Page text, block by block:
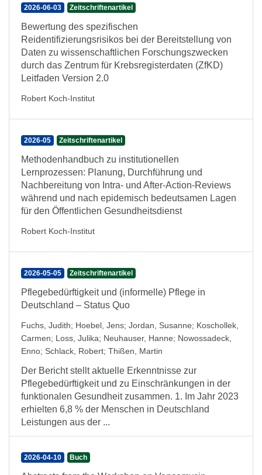
2026-06-03 Zeitschriftenartikel
Bewertung des spezifischen
Reidentifizierungsrisikos bei der Bereitstellung von
Daten zu wissenschaftlichen Forschungszwecken
durch das Zentrum für Krebsregisterdaten (ZfKD)
Leitfaden Version 2.0
Robert Koch-Institut
2026-05 Zeitschriftenartikel
Methodenhandbuch zu institutionellen
Lernprozessen: Planung, Durchführung und
Nachbereitung von Intra- und After-Action-Reviews
während und nach epidemisch bedeutsamen Lagen
für den Öffentlichen Gesundheitsdienst
Robert Koch-Institut
2026-05-05 Zeitschriftenartikel
Pflegebedürftigkeit und (informelle) Pflege in
Deutschland – Status Quo
Fuchs, Judith; Hoebel, Jens; Jordan, Susanne; Koschollek,
Carmen; Loss, Julika; Neuhauser, Hanne; Nowossadeck,
Enno; Schlack, Robert; Thißen, Martin
Der Bericht stellt aktuelle Erkenntnisse zur
Pflegebedürftigkeit und zu Einschränkungen in der
funktionalen Gesundheit zusammen. 1. Im Jahr 2023
erhielten 6,8 % der Menschen in Deutschland
Leistungen aus der ...
2026-04-10 Buch